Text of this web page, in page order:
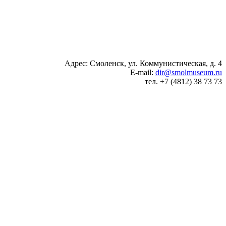
Адрес: Смоленск, ул. Коммунистическая, д. 4
E-mail: dir@smolmuseum.ru
тел. +7 (4812) 38 73 73